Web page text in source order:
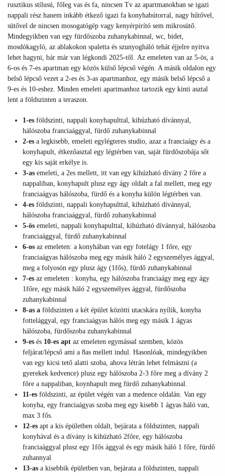
rusztikus stílusú, főleg vas és fa, nincsen Tv az apartmanokban se igazi
nappali rész hanem inkább étkező igazi fa konyhabútorral, nagy hűtővel,
sütővel de nincsen mosogatógép vagy kenyérpirító sem mikrosütő.
Mindegyikben van egy fürdőszoba zuhanykabinnal, wc, bidet,
mosdókagyló, az ablakokon spaletta és szunyogháló tehát éjjelre nyitva
lehet hagyni, bár már van légkondi 2025-től. Az emeleten van az 5-ös, a
6-os és 7-es apartman egy közös külső lépcső végén. A másik oldalon egy
belső lépcső vezet a 2-es és 3-as apartmanhoz, egy másik belső lépcső a
9-es és 10-eshez. Minden emeleti apartmanhoz tartozik egy kinti asztal
lent a földszinten a teraszon.
1-es földszinti, nappali konyhapulttal, kihúzható dívánnyal,
hálószoba franciaággyal, fürdő zuhanykabinnal
2-es a legkisebb, emeleti egylégteres studio, azaz a franciaágy és a
konyhapult, étkezőasztal egy légtérben van, saját fürdőszobája sőt
egy kis saját erkélye is.
3-as emeleti, a 2es mellett, itt van egy kihúzható dívány 2 főre a
nappaliban, konyhapult plusz egy ágy oldalt a fal mellett, meg egy
franciaágyas hálószoba, fürdő és a konyha külön légtérben van.
4-es földszinti, nappali konyhapulttal, kihúzható dívánnyal,
hálószoba franciaággyal, fürdő zuhanykabinnal
5-ös emeleti, nappali konyhapulttal, kihúzható dívánnyal, hálószoba
franciaággyal, fürdő zuhanykabinnal
6-os az emeleten: a konyhában van egy fotelágy 1 főre, egy
franciaágyas hálószoba meg egy másik háló 2 egyszemélyes ággyal,
meg a folyosón egy plusz ágy (1fős), fürdő zuhanykabinnal
7-es az emeleten : konyha, egy hálószoba franciaágy meg egy ágy
1főre, egy másik háló 2 egyszemélyes ággyal, fürdőszoba
zuhanykabinnal
8-as a földszinten a két épület közötti utacskára nyílik, konyha
fottelággyal, egy franciaágyas hálós meg egy másik 1 ágyas
hálószoba, fürdőszoba zuhanykabinnal
9-es és 10-es apt az emeleten egymással szemben, közös
feljárat/lépcső ami a 8as mellett indul. Hasonlóak, mindegyikben
van egy kicsi tető alatti szoba, ahova létrán lehet felmászni (a
gyerekek kedvence) plusz egy hálószoba 2-3 főre meg a dívány 2
főre a nappaliban, koynhapult meg fürdő zuhanykabinnal.
11-es földszinti, az épület végén van a medence oldalán. Van egy
konyha, egy franciaágyas szoba meg egy kisebb 1 ágyas háló van,
max 3 fős.
12-es apt a kis épületben oldalt, bejárata a földszinten, nappali
konyhával és a dívány is kihúzható 2főre, egy hálószoba
franciaággyal plusz egy 1fős ággyal és egy másik háló 1 főre, fürdő
zuhannyal
13-as a kisebbik épületben van, bejárata a földszinten, nappali